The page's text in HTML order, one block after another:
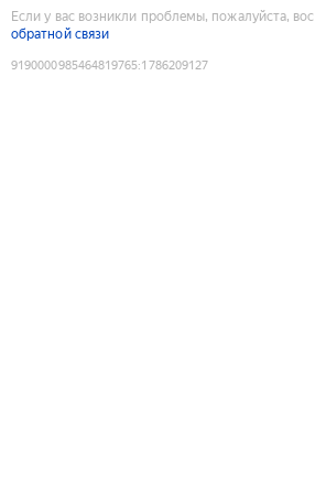
Если у вас возникли проблемы, пожалуйста,
обратной связи
9190000985464819765:1786209127